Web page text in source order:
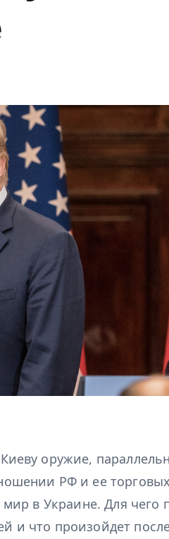
оружие,
РФ и ее
мир в Украине. Для
и что произойдет